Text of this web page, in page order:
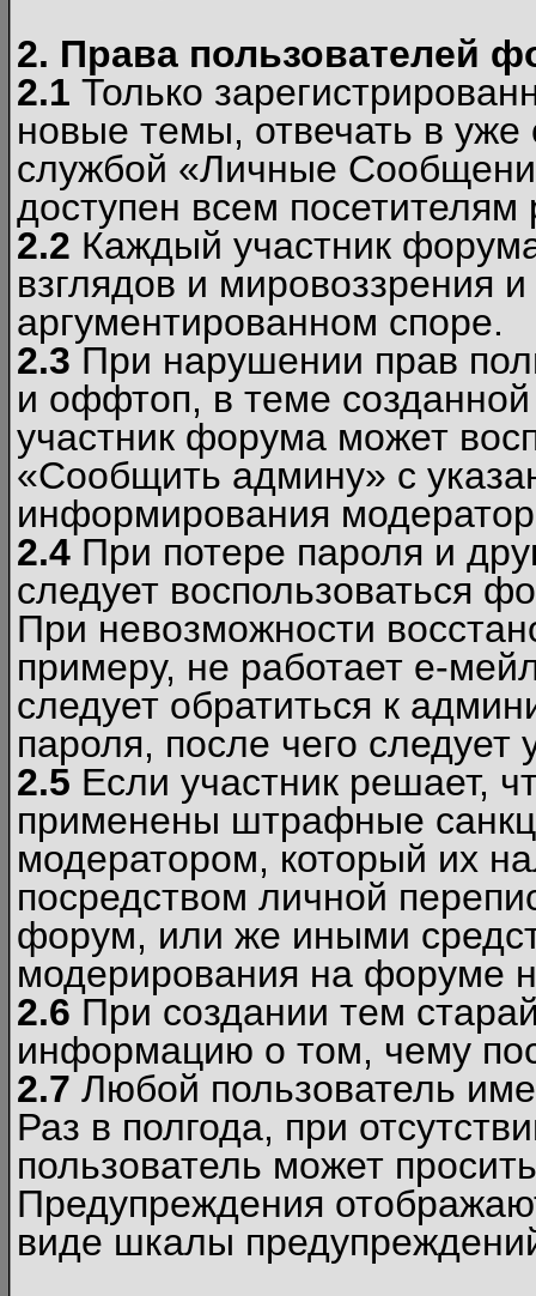
2. Права пользователей
2.1 Только
новые темы, отвечать в
службой «Личные
доступен всем посетителям
2.2 Каждый участник
взглядов и мировоззрения
аргументированном споре.
2.3 При нарушении прав
и оффтоп, в теме
участник форума может
«Сообщить админу» с
информирования
2.4 При потере пароля и
следует воспользоваться
При невозможности
примеру, не работает е-
следует обратиться к
пароля, после чего следует
2.5 Если участник решает,
применены штрафные
модератором, который их
посредством личной
форум, или же иными
модерирования на форуме
2.6 При создании тем
информацию о том, чему
2.7 Любой пользователь
Раз в полгода, при
пользователь может
Предупреждения
виде шкалы